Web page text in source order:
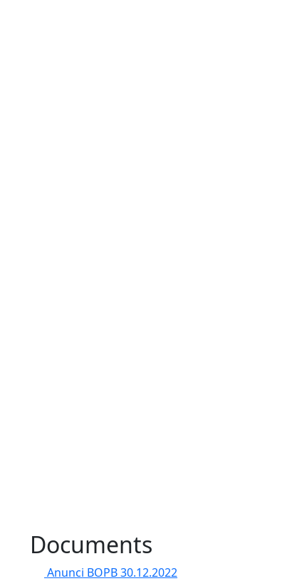
Documents
Anunci BOPB 30.12.2022